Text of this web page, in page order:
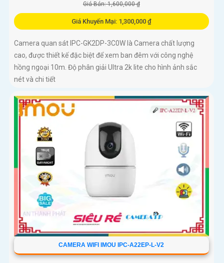
Giá Bán: 1,600,000 ₫
Giá Khuyến Mại: 1,300,000 ₫
Camera quan sát IPC-GK2DP-3C0W là Camera chất lượng
cao, được thiết kế đặc biệt để xem ban đêm với công nghệ
hồng ngoại 10m. Độ phân giải Ultra 2k lite cho hình ảnh sắc
nét và chi tiết
CAMERA WIFI IMOU IPC-A22EP-L-V2